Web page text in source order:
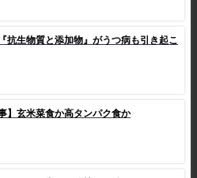
抗生物質と添加物』がうつ病も引き起こ
】玄米菜食か高タンパク食か